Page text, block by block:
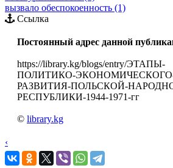
вызвало обеспокоенность (1)
Ссылка
Постоянный адрес данной
https://library.kg/blogs/entry/ЭТАПЫ-
ПОЛИТИКО-
РАЗВИТИЯ-ПОЛЬСКОЙ-
РЕСПУБЛИКИ-1944-1971-гг
© library.kg
‹
›